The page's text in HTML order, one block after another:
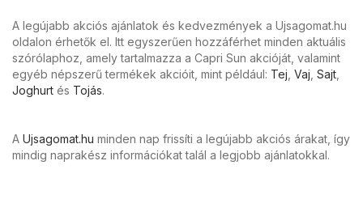
A legújabb akciós ajánlatok és kedvezmények a Ujsagomat.hu
oldalon érhetők el. Itt egyszerűen hozzáférhet minden aktuális
szórólaphoz, amely tartalmazza a Capri Sun akcióját, valamint
egyéb népszerű termékek akcióit, mint például: Tej Vaj Sajt
Joghurt és Tojás.
A Ujsagomat.hu minden nap frissíti a legújabb akciós árakat, így
mindig naprakész információkat talál a legjobb ajánlatokkal.